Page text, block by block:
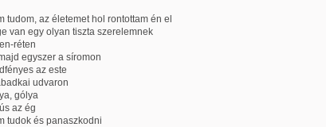
tudom, az életemet hol rontottam én el
van egy olyan tiszta szerelemnek
réten
egyszer a síromon
az este
udvaron
gólya
az ég
tudok és panaszkodni